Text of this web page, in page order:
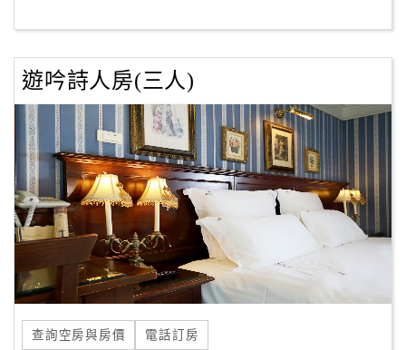
客
服
聯
單
Line
線
上
服
紅
遊吟詩人房(三人)
查詢空房與房價 電話訂房